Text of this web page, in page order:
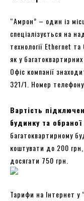
“Амрон” – один із
спеціалізується на
технології Ethernet
як у
Офіс компанії
321/1. Номер
Вартість
будинку та обраної
багатоквартирному
коштувати до 200
досягати 750 грн.
Тарифи на Інтернет у